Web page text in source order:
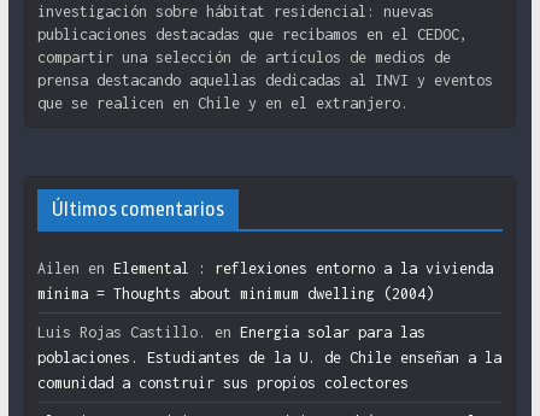
investigación sobre hábitat residencial: nuevas
publicaciones destacadas que recibamos en el CEDOC,
compartir una selección de artículos de medios de
prensa destacando aquellas dedicadas al INVI y eventos
que se realicen en Chile y en el extranjero.
Últimos comentarios
Ailen en Elemental : reflexiones entorno a la vivienda
mínima = Thoughts about minimum dwelling (2004)
Luis Rojas Castillo. en Energía solar para las
poblaciones. Estudiantes de la U. de Chile enseñan a la
comunidad a construir sus propios colectores